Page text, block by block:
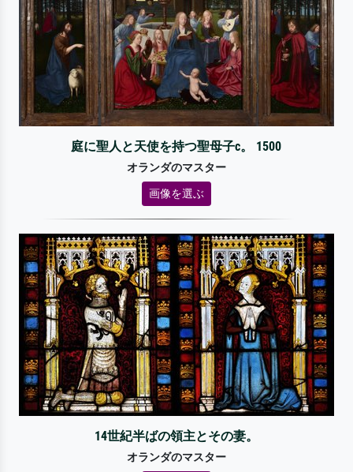
庭に聖人と天使を持つ聖母子c。 1500
オランダのマスター
画像を選ぶ
14世紀半ばの領主とその妻。
オランダのマスター